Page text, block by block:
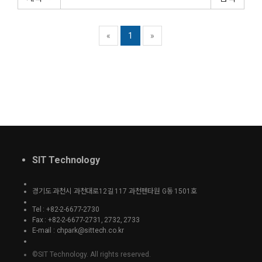
« 1 »
SIT Technology
경기도 과천시 과천대로12길 117 과천펜타원 G동 1501호
Tel : +82-2-6677-2730
Fax : +82-2-6677-2731, 2732, 2733
E-mail : chpark@sittech.co.kr
©SIT Technology. All rights reserved.